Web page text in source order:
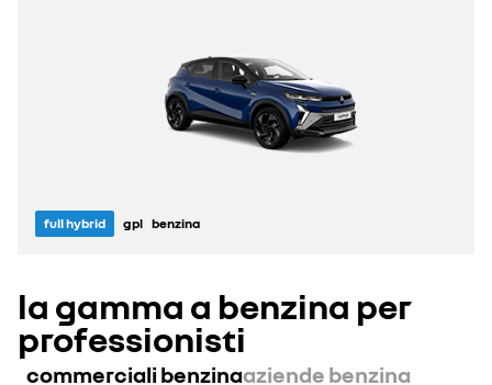
full hybrid gpl benzina
la gamma a benzina per
professionisti
commerciali benzinaaziende benzina